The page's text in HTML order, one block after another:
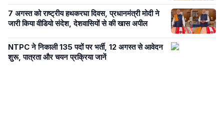
7 अगस्त को राष्ट्रीय हथकरघा दिवस, प्रधानमंत्री मोदी ने
जारी किया वीडियो संदेश, देशवासियों से की खास अपील
NTPC ने निकाली 135 पदों पर भर्ती, 12 अगस्त से आवेदन
शुरू, पात्रता और चयन प्रक्रिया जानें